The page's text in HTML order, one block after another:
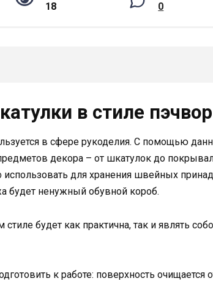
18 0
в стиле
в сфере рукоделия. С помощью
декора – от шкатулок до
использовать для хранения швейных
будет ненужный обувной короб.
будет как практична, так и являть
к работе: поверхность очищается